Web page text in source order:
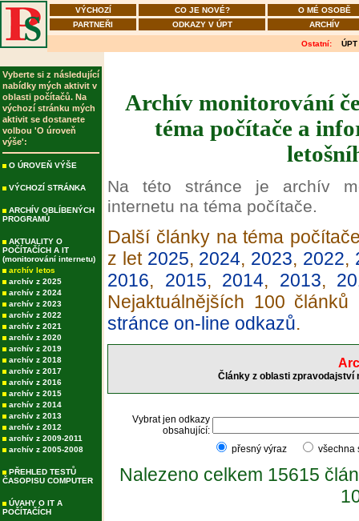
VÝCHOZÍ CO JE NOVÉ?
O MÉ OSOBĚ
PARTNEŘI
ODKAZY V ÚPT ARCHÍV
Ostatní: ÚPT
Vyberte si z následující
nabídky mých aktivit v
oblasti počítačů. Na
výchozí stránku mých
aktivit se dostanete
volbou 'O úroveň
výše':
O ÚROVEŇ VÝŠE
VÝCHOZÍ STRÁNKA
ARCHÍV OBLÍBENÝCH
PROGRAMŮ
AKTUALITY O
POČÍTAČÍCH A IT
(monitorování internetu)
archív letos
archív z 2025
archív z 2024
archív z 2023
archív z 2022
archív z 2021
archív z 2020
archív z 2019
archív z 2018
archív z 2017
archív z 2016
archív z 2015
archív z 2014
archív z 2013
archív z 2012
archív z 2009-2011
archív z 2005-2008
PŘEHLED TESTŮ
ČASOPISU COMPUTER
ÚVAHY O IT A
POČÍTAČÍCH
Archív monitorování
téma počítače a
Na této stránce je archív
internetu na téma počítače.
Další články na téma
z let 2025, 2024, 2023, 2022,
2016, 2015, 2014, 2013,
Nejaktuálnějších 100
stránce on-line odkazů.
Články z oblasti
Vybrat jen odkazy
obsahující:
přesný výraz
Nalezeno celkem 15615